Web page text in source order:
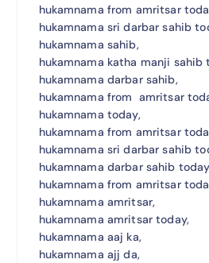
hukamnama from amritsar
hukamnama sri darbar sahib
hukamnama sahib,
hukamnama katha manji sahib
hukamnama darbar sahib,
hukamnama from amritsar
hukamnama today,
hukamnama from amritsar
hukamnama sri darbar sahib
hukamnama darbar sahib
hukamnama from amritsar
hukamnama amritsar,
hukamnama amritsar today,
hukamnama aaj ka,
hukamnama ajj da,